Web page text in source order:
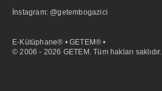
İnstagram: @getembogazici
E-Kütüphane® • GETEM® •
© 2006 - 2026 GETEM. Tüm hakları saklıdır.